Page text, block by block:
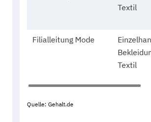
Textil
Filialleitung Mode
Textil
Quelle: Gehalt.de